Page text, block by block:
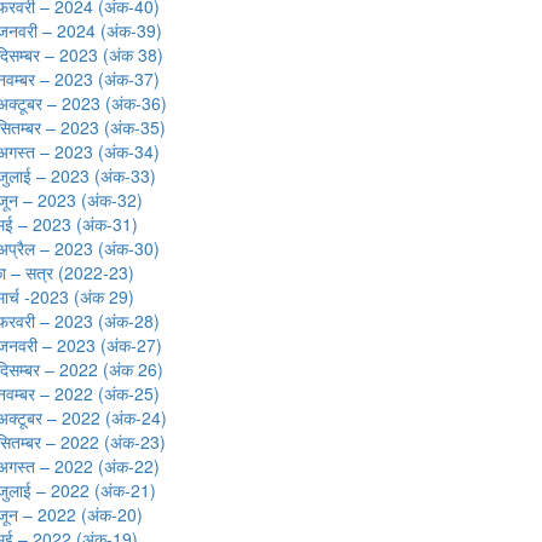
– 2024 (अंक-40)
– 2024 (अंक-39)
– 2023 (अंक 38)
– 2023 (अंक-37)
– 2023 (अंक-36)
– 2023 (अंक-35)
– 2023 (अंक-34)
– 2023 (अंक-33)
– 2023 (अंक-32)
– 2023 (अंक-31)
– 2023 (अंक-30)
– सत्र (2022-23)
-2023 (अंक 29)
– 2023 (अंक-28)
– 2023 (अंक-27)
– 2022 (अंक 26)
– 2022 (अंक-25)
– 2022 (अंक-24)
– 2022 (अंक-23)
– 2022 (अंक-22)
– 2022 (अंक-21)
– 2022 (अंक-20)